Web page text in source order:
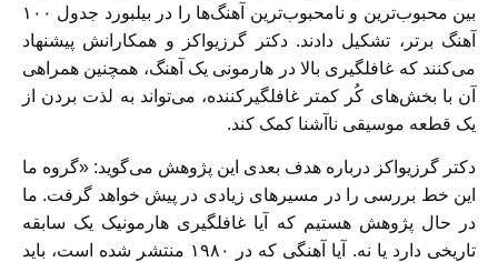
بین محبوب‌ترین و نامحبوب‌ترین آهنگ‌ها را در بیلبورد جدول ۱۰۰
آهنگ بر‌تر، تشکیل دادند. دکتر گرزیواکز و همکارانش پیشنهاد
می‌کنند که غافلگیری بالا در هارمونی یک آهنگ، همچنین همراهی
آن با بخش‌های کُر کمتر غافلگیرکننده، می‌تواند به لذت بردن از
یک قطعه موسیقی ناآشنا کمک کند.
دکتر گرزیواکز درباره هدف بعدی این پژوهش می‌گوید: «گروه ما
این خط بررسی را در مسیرهای زیادی در پیش خواهد گرفت. ما
در حال پژوهش هستیم که آیا غافلگیری هارمونیک یک سابقه
تاریخی دارد یا نه. آیا آهنگی که در ۱۹۸۰ منتشر شده است، باید